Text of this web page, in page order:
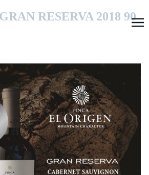
RESERVA 2018 90